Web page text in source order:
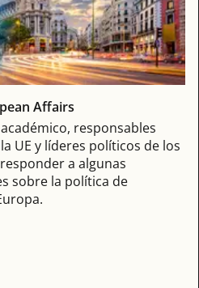
Affairs
responsables
UE y líderes políticos de los
a algunas
sobre la política de